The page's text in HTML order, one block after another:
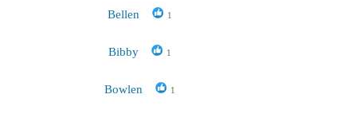
Bellen 1
Bibby 1
Bowlen 1